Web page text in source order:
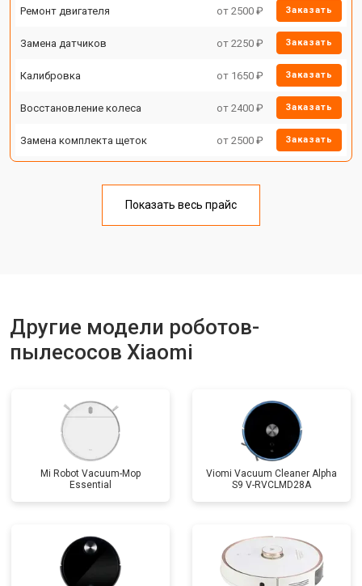
Ремонт двигателя от 2500 ₽ Заказать
Замена датчиков от 2250 ₽ Заказать
Калибровка от 1650 ₽ Заказать
Восстановление колеса от 2400 ₽ Заказать
Замена комплекта щеток от 2500 ₽ Заказать
Показать весь прайс
Другие модели роботов-
пылесосов Xiaomi
Mi Robot Vacuum-Mop
Essential
Viomi Vacuum Cleaner Alpha
S9 V-RVCLMD28A